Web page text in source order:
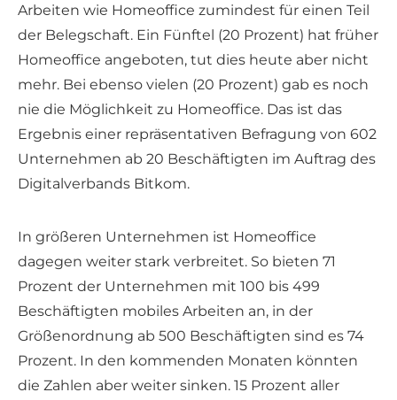
Arbeiten wie Homeoffice zumindest für einen Teil
der Belegschaft. Ein Fünftel (20 Prozent) hat früher
Homeoffice angeboten, tut dies heute aber nicht
mehr. Bei ebenso vielen (20 Prozent) gab es noch
nie die Möglichkeit zu Homeoffice. Das ist das
Ergebnis einer repräsentativen Befragung von 602
Unternehmen ab 20 Beschäftigten im Auftrag des
Digitalverbands Bitkom.
In größeren Unternehmen ist Homeoffice
dagegen weiter stark verbreitet. So bieten 71
Prozent der Unternehmen mit 100 bis 499
Beschäftigten mobiles Arbeiten an, in der
Größenordnung ab 500 Beschäftigten sind es 74
Prozent. In den kommenden Monaten könnten
die Zahlen aber weiter sinken. 15 Prozent aller